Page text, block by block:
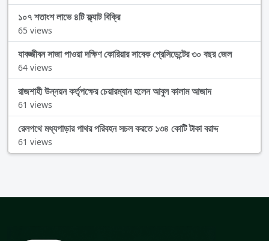
১০৭ শতাংশ লাভে ৪টি ফ্ল্যাট বিক্রি
65 views
যাবজ্জীবন সাজা পাওয়া দক্ষিণ কোরিয়ার সাবেক প্রেসিডেন্টের ৩০ বছর জেল
64 views
রাজশাহী উন্নয়ন কর্তৃপক্ষের চেয়ারম্যান হলেন আবুল কালাম আজাদ
61 views
রেলপথে মধ্যপাড়ার পাথর পরিবহন সচল করতে ১৩৪ কোটি টাকা বরাদ্দ
61 views